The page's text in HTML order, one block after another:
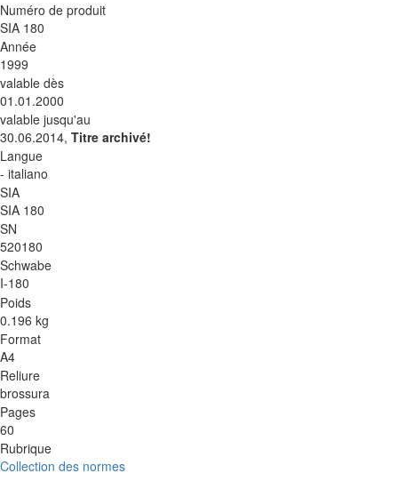
Numéro de produit
SIA 180
Année
1999
valable dès
01.01.2000
valable jusqu'au
30.06.2014, Titre archivé!
Langue
- italiano
SIA
SIA 180
SN
520180
Schwabe
I-180
Poids
0.196 kg
Format
A4
Reliure
brossura
Pages
60
Rubrique
Collection des normes